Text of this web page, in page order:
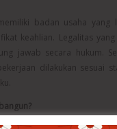
badan usaha yang
keahlian. Legalitas yang
jawab secara hukum.
dilakukan sesuai
dilakukan saat musim